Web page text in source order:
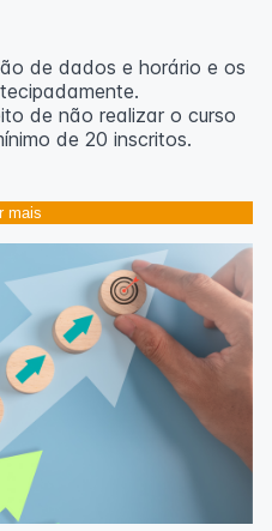
de dados e horário e os
de não realizar o curso
de 20 inscritos.
mais